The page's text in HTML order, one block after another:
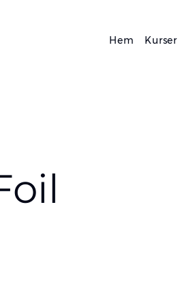
Hem Kurser